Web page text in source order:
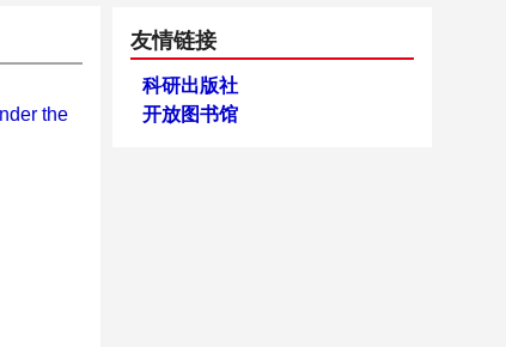
the
友情链接
科研出版社
开放图书馆